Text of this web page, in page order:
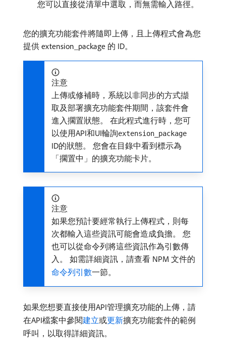
您可以直接從清單中選取，而無需輸入路徑。
您的擴充功能套件將隨即上傳，且上傳程式會為您
提供 extension_package 的 ID。
注意
上傳或修補時，系統以非同步的方式擷
取及部署擴充功能套件期間，該套件會
進入擱置狀態。 在此程式進行時，您可
以使用API和UI輪詢extension_package
ID的狀態。 您會在目錄中看到標示為
「擱置中」的擴充功能卡片。
注意
如果您預計要經常執行上傳程式，則每
次都輸入這些資訊可能會造成負擔。 您
也可以從命令列將這些資訊作為引數傳
入。 如需詳細資訊，請查看 NPM 文件的
命令列引數一節。
如果您想要直接使用API管理擴充功能的上傳，請
在API檔案中參閱建立或更新擴充功能套件的範例
呼叫，以取得詳細資訊。